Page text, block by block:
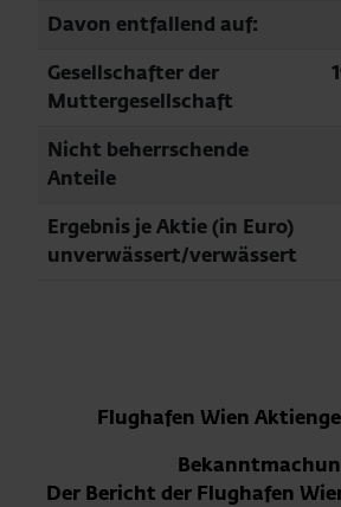
Davon entfallend auf:
Gesellschafter der
Muttergesellschaft
Nicht beherrschende
Anteile
Ergebnis je Aktie (in Euro)
unverwässert/verwässert
Flughafen Wien
Der Bericht der Flughafen